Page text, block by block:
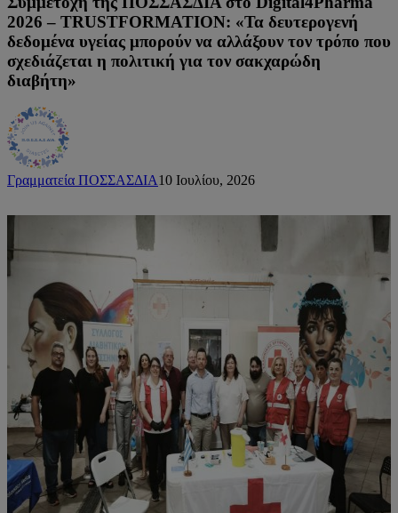
2026 – TRUSTFORMATION: «Τα δευτερογενή
δεδομένα υγείας μπορούν να αλλάξουν τον τρόπο που
σχεδιάζεται η πολιτική για τον σακχαρώδη
διαβήτη»
Γραμματεία ΠΟΣΣΑΣΔΙΑ10 Ιουλίου, 2026